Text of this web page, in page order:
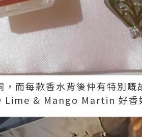
，而每款香水背後仲有特別
Lime & Mango Martin 好香